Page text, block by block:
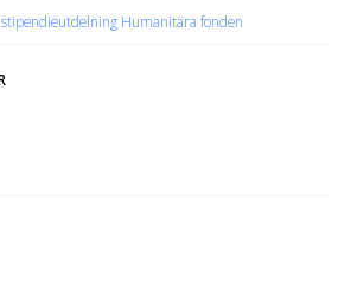
Humanitära fonden